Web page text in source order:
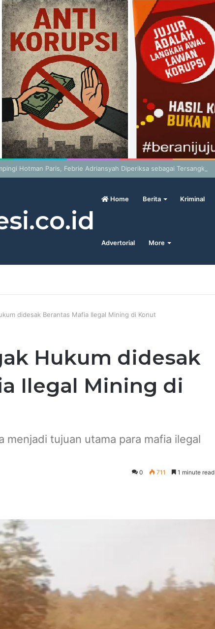
Hotman Paris, Febrie Adriansyah Diperiksa sebagai Tersangka
Home Berita Kriminal
Advertorial More
didesak Berantas Mafia Ilegal Mining di Konut
Hukum didesak
Ilegal Mining di
menjadi tujuan utama para mafia ilegal
0 711 1 minute read